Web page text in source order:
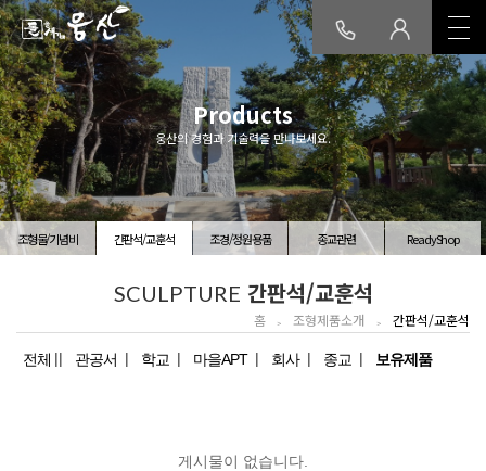
회사소개
인사말 연혁/인증 품질 오시는길
보령공장소개
생산설비 공장전경 오시는길
조형제품소개
조경/정원용품 종교관련
Products
웅산의 경험과 기술력을 만나보세요.
조형물/기념비 간판석/교훈석 조경/정원용품 종교관련 ReadyShop
SCULPTURE 간판석/교훈석
홈 조형제품소개 간판석/교훈석
전체 관공서 학교 마을APT 회사 종교 보유제품
게시물이 없습니다.